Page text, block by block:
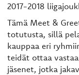
2017-2018
Tämä Meet &
totutusta, sillä
kauppaa eri
teidät ottaa
jäsenet, jotka